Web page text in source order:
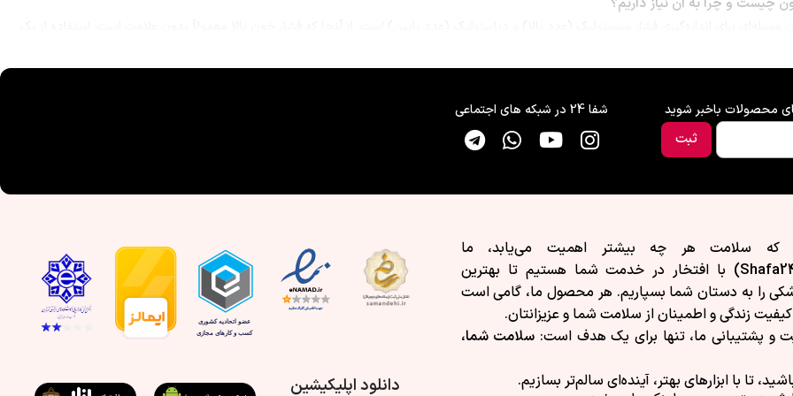
فشار خون، باید ابتدا انواع آن را بشناسید:
اکثر کاربران
به مدل‌های مچی
دقیق‌تر
برای مصرف خانگی
محصولات باخبر شوید
ثبت
شفا 24 در شبکه های اجتماعی
که سلامت هر چه بیشتر اهمیت می‌یابد، ما
با افتخار در خدمت شما هستیم تا بهترین
را به دستان شما بسپاریم. هر محصول ما، گامی است
کیفیت زندگی و اطمینان از سلامت شما و عزیزانتان.
و پشتیبانی ما، تنها برای یک هدف است: سلامت شما،
تا با ابزارهای بهتر، آینده‌ای سالم‌تر بسازیم.
دانلود اپلیکیشین